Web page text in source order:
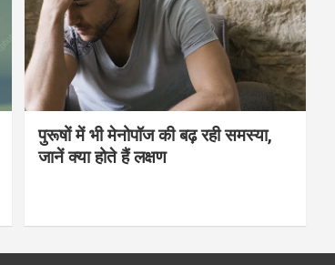
पुरूषों में भी मेनोपॉज की बढ़ रही समस्या,
जानें क्या होते हैं लक्षण